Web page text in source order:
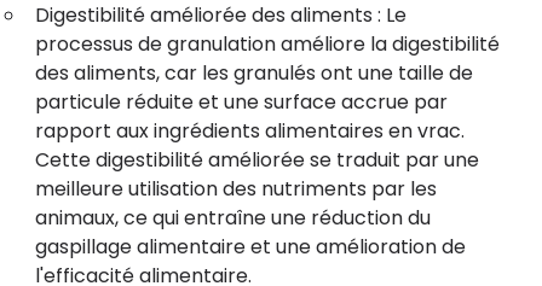
Digestibilité améliorée des aliments : Le
processus de granulation améliore la digestibilité
des aliments, car les granulés ont une taille de
particule réduite et une surface accrue par
rapport aux ingrédients alimentaires en vrac.
Cette digestibilité améliorée se traduit par une
meilleure utilisation des nutriments par les
animaux, ce qui entraîne une réduction du
gaspillage alimentaire et une amélioration de
l'efficacité alimentaire.